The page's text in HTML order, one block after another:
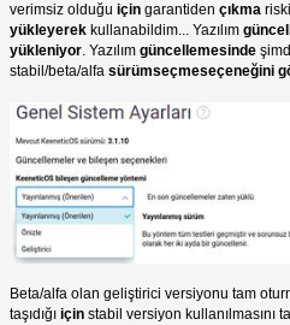
verimsiz olduğu için garantiden çıkma
yükleyerek kullanabildim... Yazılım
yükleniyor. Yazılım güncellemesinde
stabil/beta/alfa sürümseçmeseçeneğini
Beta/alfa olan geliştirici versiyonu tam
taşıdığı için stabil versiyon kullanılmasını